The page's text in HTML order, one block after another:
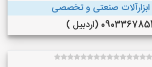
صنعتی و تخصصی
(اردبیل )